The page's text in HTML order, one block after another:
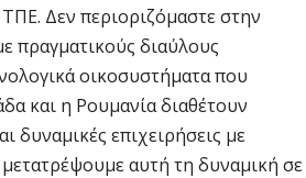
Δεν περιοριζόμαστε στην
πραγματικούς διαύλους
οικοσυστήματα που
και η Ρουμανία διαθέτουν
δυναμικές επιχειρήσεις με
αυτή τη δυναμική σε